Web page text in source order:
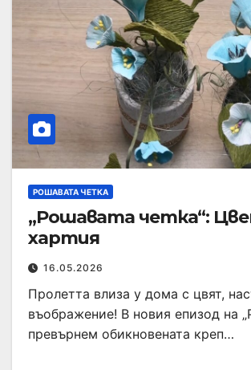
РОШАВАТА ЧЕТКА
„Рошавата четка“:
хартия
16.05.2026
Пролетта влиза у дома с цвят,
въображение! В новия епизод на
превърнем обикновената креп…